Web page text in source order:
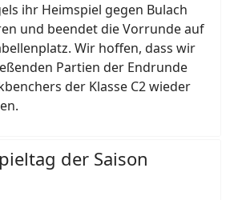
ihr Heimspiel gegen Bulach
und beendet die Vorrunde auf
Wir hoffen, dass wir
Partien der Endrunde
der Klasse C2 wieder
der Saison